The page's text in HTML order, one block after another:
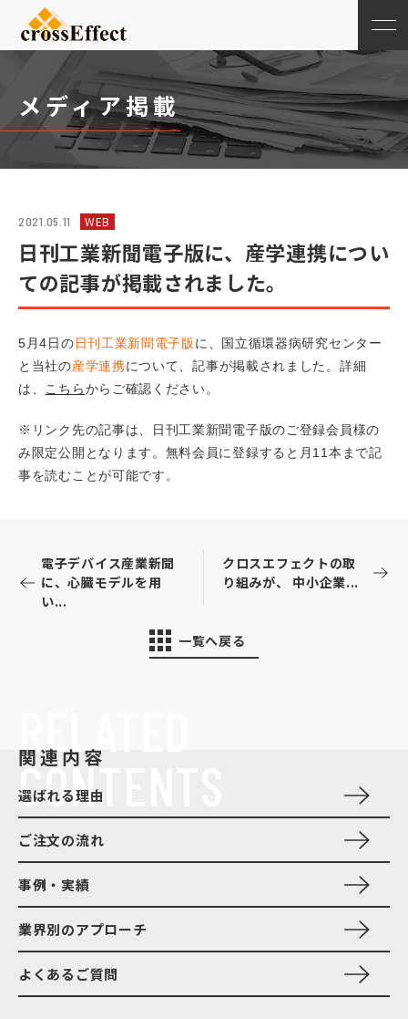
メディア掲載
2021.05.11 WEB
日刊工業新聞電子版に、産学連携につい
ての記事が掲載されました。
5月4日の日刊工業新聞電子版に、国立循環器病研究センター
と当社の産学連携について、記事が掲載されました。詳細
は、 こちらからご確認ください。
※リンク先の記事は、日刊工業新聞電子版のご登録会員様の
み限定公開となります。無料会員に登録すると月11本まで記
事を読むことが可能です。
電子デバイス産業新聞
に、心臓モデルを用
い...
一覧へ戻る
クロスエフェクトの取
り組みが、 中小企業...
CONTENTS
関連内容
選ばれる理由
ご注文の流れ
事例・実績
業界別のアプローチ
よくあるご質問